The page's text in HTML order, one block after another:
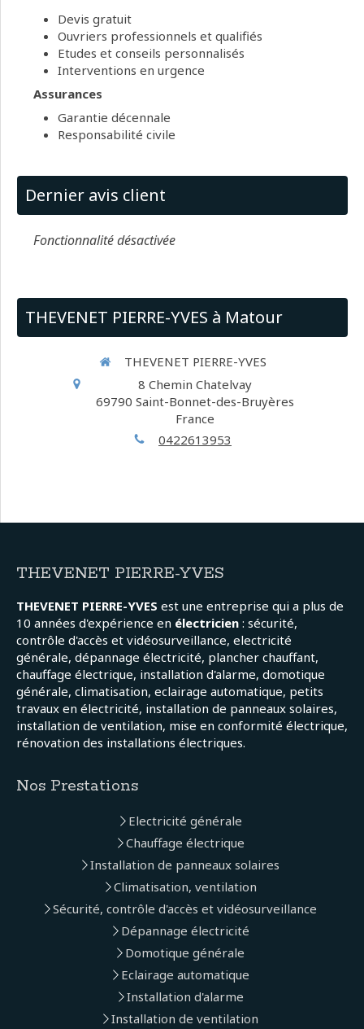
Devis gratuit
Ouvriers professionnels et qualifiés
Etudes et conseils personnalisés
Interventions en urgence
Assurances
Garantie décennale
Responsabilité civile
Dernier avis client
Fonctionnalité désactivée
THEVENET PIERRE-YVES à Matour
THEVENET PIERRE-YVES
8 Chemin Chatelvay
69790 Saint-Bonnet-des-Bruyères
France
0422613953
THEVENET PIERRE-YVES
THEVENET PIERRE-YVES est une entreprise qui a plus de
10 années d'expérience en électricien : sécurité,
contrôle d'accès et vidéosurveillance, electricité
générale, dépannage électricité, plancher chauffant,
chauffage électrique, installation d'alarme, domotique
générale, climatisation, eclairage automatique, petits
travaux en électricité, installation de panneaux solaires,
installation de ventilation, mise en conformité électrique,
rénovation des installations électriques.
Nos Prestations
Electricité générale
Chauffage électrique
Installation de panneaux solaires
Climatisation, ventilation
Sécurité, contrôle d'accès et vidéosurveillance
Dépannage électricité
Domotique générale
Eclairage automatique
Installation d'alarme
Installation de ventilation